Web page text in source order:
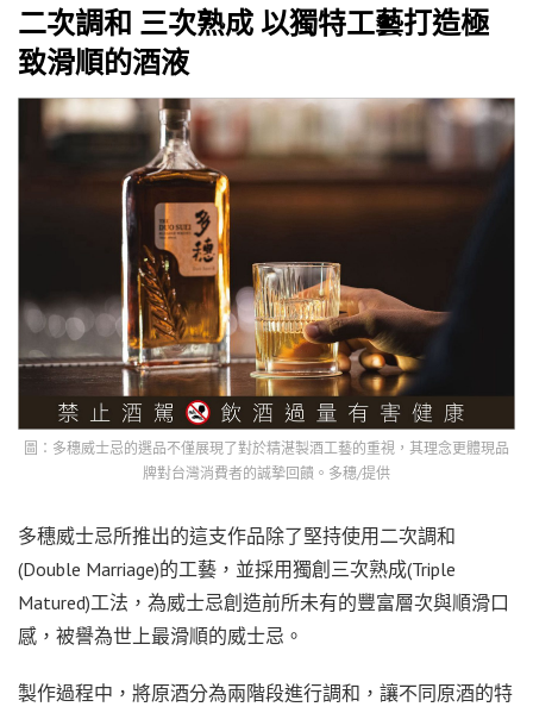
二次調和 三次熟成 以獨特工藝打造極
致滑順的酒液
圖：多穗威士忌的選品不僅展現了對於精湛製酒工藝的重視，其理念更體現品
牌對台灣消費者的誠摯回饋。多穗/提供
多穗威士忌所推出的這支作品除了堅持使用二次調和
(Double Marriage)的工藝，並採用獨創三次熟成(Triple
Matured)工法，為威士忌創造前所未有的豐富層次與順滑口
感，被譽為世上最滑順的威士忌。
製作過程中，將原酒分為兩階段進行調和，讓不同原酒的特